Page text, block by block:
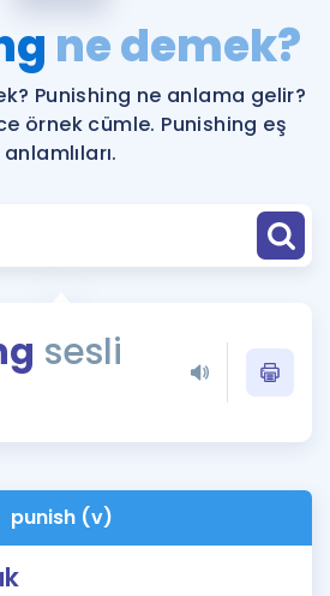
Hatırlamıyorum
ÜYE DEĞİLİM
ne demek?
Punishing ne anlama gelir?
örnek cümle. Punishing eş
anlamlıları.
sesli
punish (v)